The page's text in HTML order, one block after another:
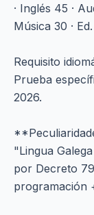
· Inglés 45 ·
Música 30 ·
Requisito
Prueba
2026.
"Lingua
por Decreto
programación